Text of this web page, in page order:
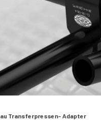
Transferpressen- Adapter